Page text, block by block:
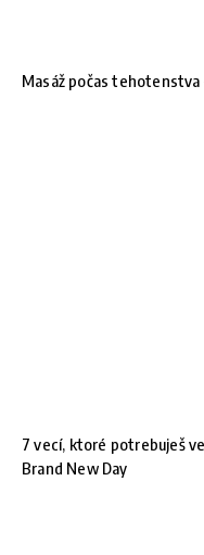
Masáž počas tehotenstva
7 vecí, ktoré potrebuješ
Brand New Day